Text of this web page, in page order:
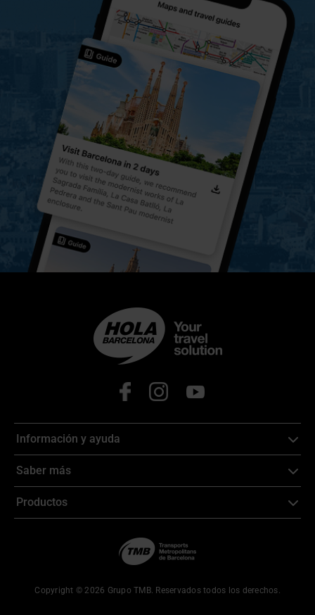
Información y ayuda
Saber más
Productos
Copyright © 2026 Grupo TMB. Reservados todos los derechos.